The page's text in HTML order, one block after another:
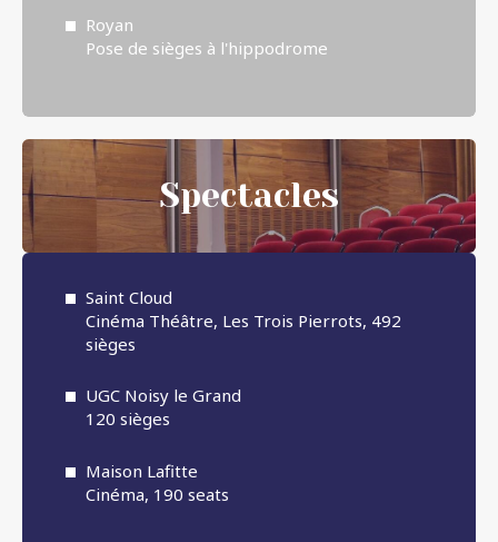
Royan
Pose de sièges à l'hippodrome
Spectacles
Saint Cloud
Cinéma Théâtre, Les Trois Pierrots, 492
sièges
UGC Noisy le Grand
120 sièges
Maison Lafitte
Cinéma, 190 seats